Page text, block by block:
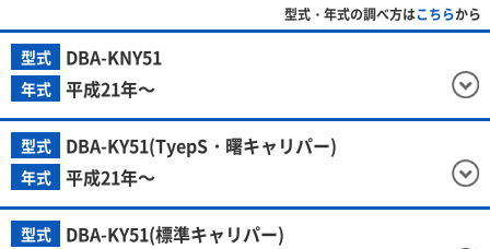
型式・年式の調べ方はこちらから
型式 DBA-KNY51
年式 平成21年～
型式 DBA-KY51(TyepS・曙キャリパー)
年式 平成21年～
型式 DBA-KY51(標準キャリパー)